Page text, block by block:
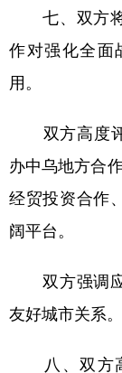
七、双方将
作对强化全面
用。
双方高度评
办中乌地方合
经贸投资合作
阔平台。
双方强调应
友好城市关系。
八、双方高